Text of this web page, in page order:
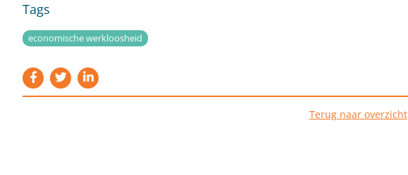
Tags
economische werkloosheid
Terug naar overzicht